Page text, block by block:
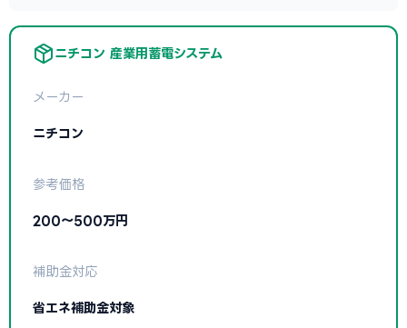
ニチコン 産業用蓄電システム
メーカー
ニチコン
参考価格
200〜500万円
補助金対応
省エネ補助金対象